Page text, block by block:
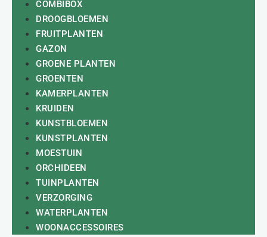
COMBIBOX
DROOGBLOEMEN
FRUITPLANTEN
GAZON
GROENE PLANTEN
GROENTEN
KAMERPLANTEN
KRUIDEN
KUNSTBLOEMEN
KUNSTPLANTEN
MOESTUIN
ORCHIDEEN
TUINPLANTEN
VERZORGING
WATERPLANTEN
WOONACCESSOIRES